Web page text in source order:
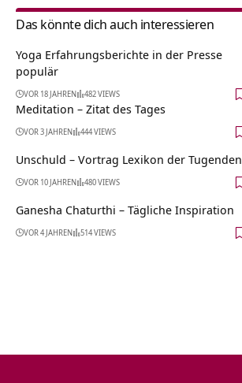
Das könnte dich auch interessieren
Yoga Erfahrungsberichte in der Presse
populär
VOR 18 JAHREN 482 VIEWS
Meditation – Zitat des Tages
VOR 3 JAHREN 444 VIEWS
Unschuld – Vortrag Lexikon der Tugenden
VOR 10 JAHREN 480 VIEWS
Ganesha Chaturthi – Tägliche Inspiration
VOR 4 JAHREN 514 VIEWS